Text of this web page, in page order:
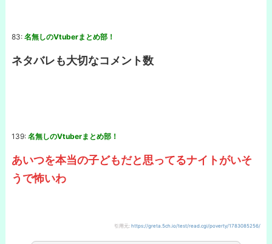
83: 名無しのVtuberまとめ部！
ネタバレも大切なコメント数
139: 名無しのVtuberまとめ部！
あいつを本当の子どもだと思ってるナイトがいそ
うで怖いわ
引用元: https://greta.5ch.io/test/read.cgi/poverty/1783085256/